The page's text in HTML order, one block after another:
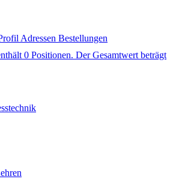
Adressen Bestellungen
0 Positionen. Der Gesamtwert beträgt